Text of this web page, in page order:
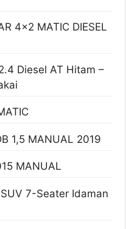
4×2 MATIC DIESEL
Diesel AT Hitam –
1,5 MANUAL 2019
MANUAL
7-Seater Idaman